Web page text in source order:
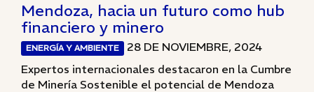
Mendoza, hacia un futuro como hub
financiero y minero
ENERGÍA Y AMBIENTE
28 DE NOVIEMBRE, 2024
Expertos internacionales destacaron en la Cumbre
de Minería Sostenible el potencial de Mendoza